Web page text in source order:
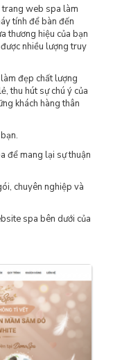
trang web spa làm
tính để bàn đến
thương hiệu của bạn
nhiều lượng truy
đẹp chất lượng
thu hút sự chú ý của
khách hàng thân
để mang lại sự thuận
chuyên nghiệp và
spa bên dưới của